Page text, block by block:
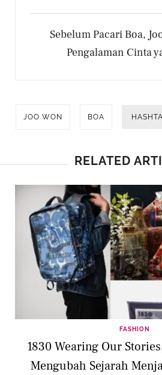
Sebelum Pacari Boa,
Pengalaman Cinta
JOO WON BOA
RELATED
FASHION
1830 Wearing Our
Mengubah Sejarah